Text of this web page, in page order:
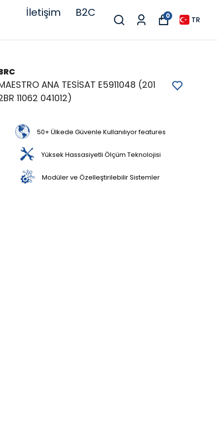
İletişim B2C 0 TR
ANA TESİSAT E5911048 (201
11062 041012)
50+ Ülkede Güvenle Kullanılıyor features
Yüksek Hassasiyetli Ölçüm Teknolojisi
Modüler ve Özelleştirilebilir Sistemler